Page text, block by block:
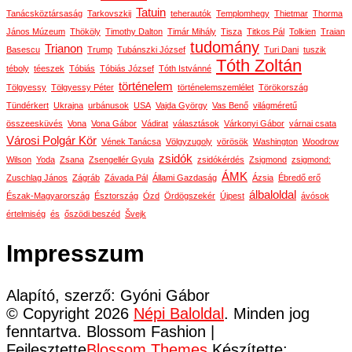
Tanácsköztársaság Tarkovszkij Tatuin teherautók Templomhegy Thietmar Thorma
János Múzeum Thököly Timothy Dalton Timár Mihály Tisza Titkos Pál Tolkien Traian
Basescu Trianon Trump Tubánszki József tudomány Turi Dani tuszik
téboly téeszek Tóbiás Tóbiás József Tóth Istvánné Tóth Zoltán
Tölgyessy Tölgyessy Péter történelem történelemszemlélet Törökország
Tündérkert Ukrajna urbánusok USA Vajda György Vas Benő világméretű
összeesküvés Vona Vona Gábor Vádirat választások Várkonyi Gábor várnai csata
Városi Polgár Kör Vének Tanácsa Völgyzugoly vörösök Washington Woodrow
Wilson Yoda Zsana Zsengellér Gyula zsidók zsidókérdés Zsigmond zsigmond:
Zuschlag János Zágráb Závada Pál Állami Gazdaság ÁMK Ázsia
Ébredő erő
Észak-Magyarország
Észtország Ózd Ördögszekér Újpest álbaloldal
ávósok
értelmiség és őszödi beszéd Švejk
Impresszum
Alapító, szerző: Gyóni Gábor
© Copyright 2026 Népi Baloldal . Minden jog
fenntartva. Blossom Fashion |